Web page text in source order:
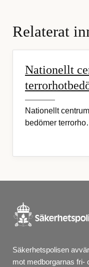
Relaterat
Nationellt
Nationellt
bedömer
Säkerhetspolisen
mot medborgarnas fri-